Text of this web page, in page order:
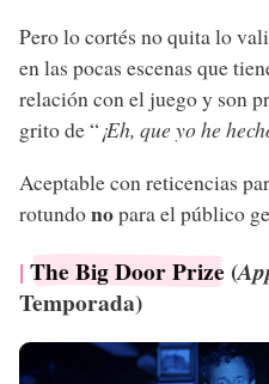
Pero lo cortés no quita lo
en las pocas escenas que
relación con el juego y son
grito de “¡Eh, que yo he
Aceptable con reticencias
rotundonopara el público
The Big Door Prize (
Temporada)